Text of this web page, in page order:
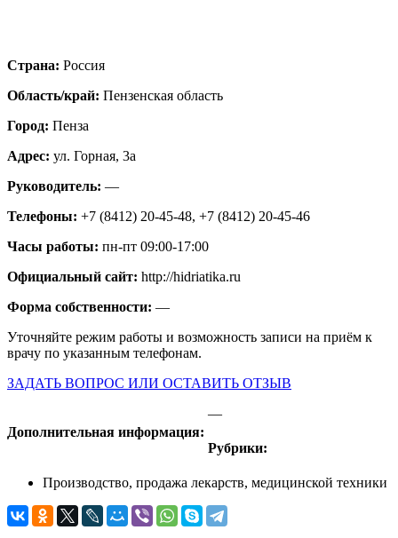
Страна: Россия
Область/край: Пензенская область
Город: Пенза
Адрес: ул. Горная, 3а
Руководитель: —
Телефоны: +7 (8412) 20-45-48, +7 (8412) 20-45-46
Часы работы: пн-пт 09:00-17:00
Официальный сайт: http://hidriatika.ru
Форма собственности: —
Уточняйте режим работы и возможность записи на приём к
врачу по указанным телефонам.
ЗАДАТЬ ВОПРОС ИЛИ ОСТАВИТЬ ОТЗЫВ
Дополнительная информация:
—
Рубрики:
Производство, продажа лекарств, медицинской техники